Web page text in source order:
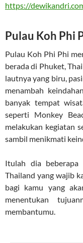
https://
Pulau Koh Phi
Pulau Koh Phi Phi
berada di Phuket,
lautnya yang biru,
menambah
banyak tempat
seperti Monkey
melakukan kegiatan
sambil menikmati
Itulah dia
Thailand yang wajib
bagi kamu yang
menentukan
membantumu.